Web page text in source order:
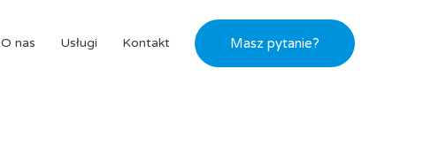
O nas Usługi Kontakt Masz pytanie?